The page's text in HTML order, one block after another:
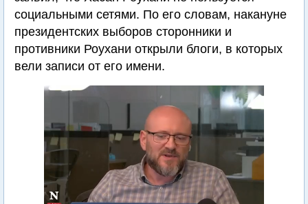
социальными сетями. По его словам, накануне
президентских выборов сторонники и
противники Роухани открыли блоги, в которых
вели записи от его имени.